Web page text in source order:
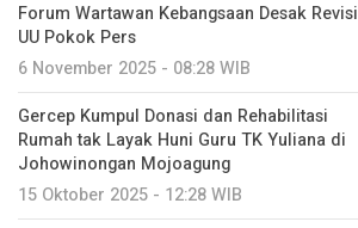
Forum Wartawan Kebangsaan Desak Revisi
UU Pokok Pers
6 November 2025 - 08:28 WIB
Gercep Kumpul Donasi dan Rehabilitasi
Rumah tak Layak Huni Guru TK Yuliana di
Johowinongan Mojoagung
15 Oktober 2025 - 12:28 WIB